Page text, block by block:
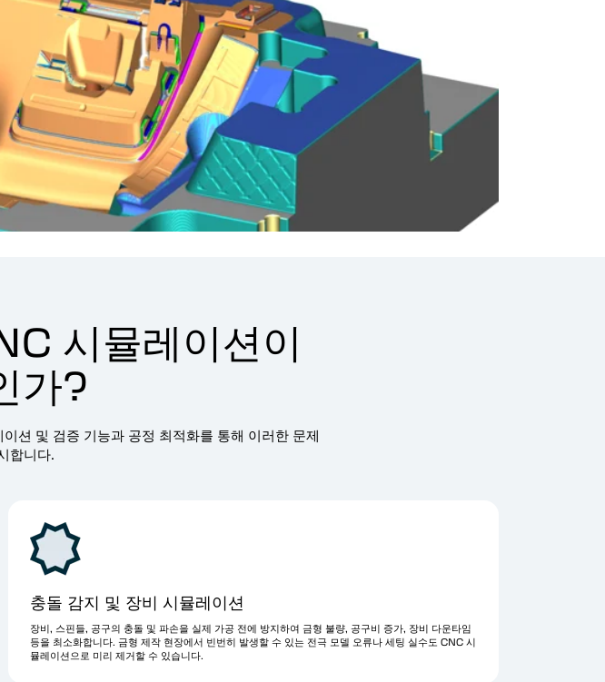
시뮬레이션이
가?
션 및 검증 기능과 공정 최적화를 통해 이러한 문제
합니다.
충돌 감지 및 장비 시뮬레이션
장비, 스핀들, 공구의 충돌 및 파손을 실제 가공 전에 방지하여 금형 불량, 공구비 증가, 장비 다운타임
등을 최소화합니다. 금형 제작 현장에서 빈번히 발생할 수 있는 전극 모델 오류나 세팅 실수도 CNC 시
뮬레이션으로 미리 제거할 수 있습니다.